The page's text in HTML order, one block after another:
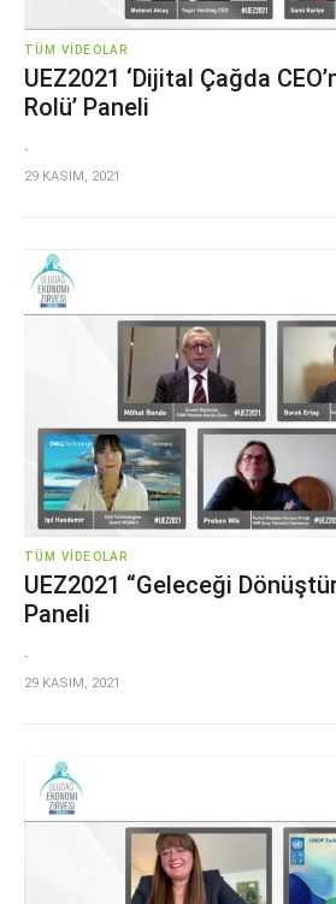
TÜM VIDEOLAR
UEZ2021 ‘Dijital Çağda
Rolü’ Paneli
.
29 KASIM, 2021
TÜM VIDEOLAR
UEZ2021 “Geleceği
Paneli
.
29 KASIM, 2021